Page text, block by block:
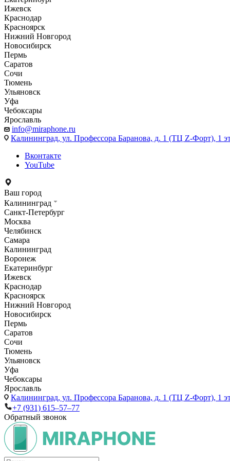
Ижевск
Краснодар
Красноярск
Нижний Новгород
Новосибирск
Пермь
Саратов
Сочи
Тюмень
Ульяновск
Уфа
Чебоксары
Ярославль
info@miraphone.ru
Калининград, ул. Профессора Баранова, д. 1 (ТЦ Z-Форт), 1
Вконтакте
YouTube
Ваш город
Калининград
Санкт-Петербург
Москва
Челябинск
Самара
Калининград
Воронеж
Екатеринбург
Ижевск
Краснодар
Красноярск
Нижний Новгород
Новосибирск
Пермь
Саратов
Сочи
Тюмень
Ульяновск
Уфа
Чебоксары
Ярославль
Калининград, ул. Профессора Баранова, д. 1 (ТЦ Z-Форт), 1
+7 (931) 615‒57‒77
Обратный звонок